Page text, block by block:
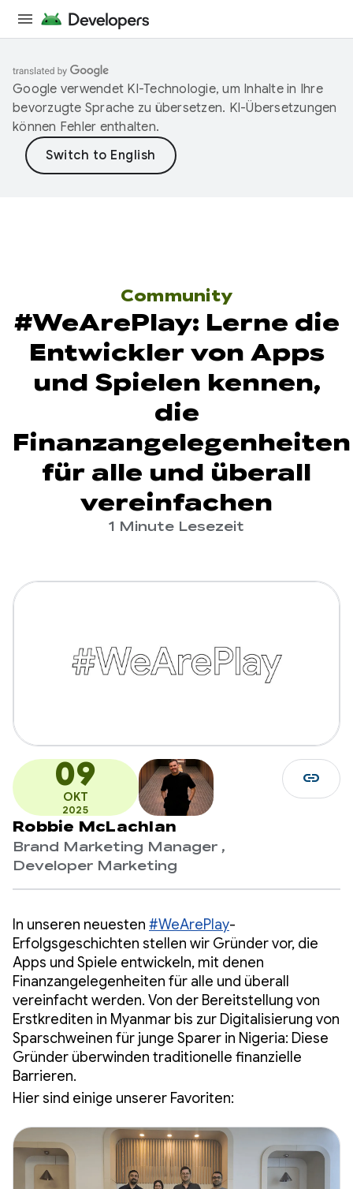
Google verwendet KI-Technologie, um Inhalte in Ihre
bevorzugte Sprache zu übersetzen. KI-Übersetzungen
können Fehler enthalten.
Community
#WeArePlay: Lerne die
Entwickler von Apps
und Spielen kennen,
die
Finanzangelegenheiten
für alle und überall
vereinfachen
1 Minute Lesezeit
09
OKT
2025
Robbie McLachlan
Brand Marketing Manager ,
Developer Marketing
link
In unseren neuesten #WeArePlay-
Erfolgsgeschichten stellen wir Gründer vor, die
Apps und Spiele entwickeln, mit denen
Finanzangelegenheiten für alle und überall
vereinfacht werden. Von der Bereitstellung von
Erstkrediten in Myanmar bis zur Digitalisierung von
Sparschweinen für junge Sparer in Nigeria: Diese
Gründer überwinden traditionelle finanzielle
Barrieren.
Hier sind einige unserer Favoriten: